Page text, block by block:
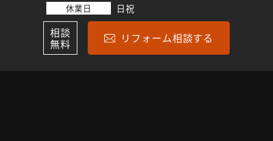
休業日 日祝
相談
無料 リフォーム相談する